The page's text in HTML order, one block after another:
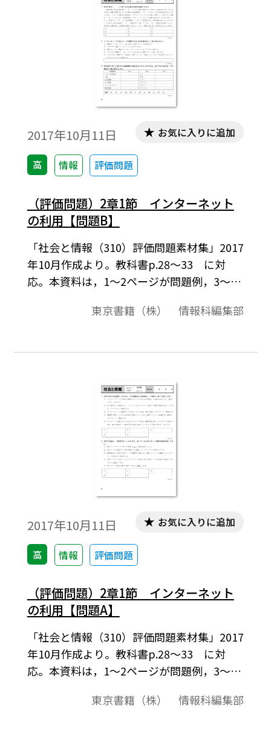
2017年10月11日
高 情報 評価問題
お気に入りに追加
（評価問題）2章1節 インターネット
の利用【問題B】
「社会と情報（310）評価問題素材集」2017
年10月作成より。教科書p.28～33 に対
応。本資料は，1～2ページが問題例，3～4
評価問題の素材として，編集加工してご利
東京書籍（株） 情報科編集部
2017年10月11日
高 情報 評価問題
お気に入りに追加
（評価問題）2章1節 インターネット
の利用【問題A】
「社会と情報（310）評価問題素材集」2017
年10月作成より。教科書p.28～33 に対
応。本資料は，1～2ページが問題例，3～4
評価問題の素材として，編集加工してご利
東京書籍（株） 情報科編集部